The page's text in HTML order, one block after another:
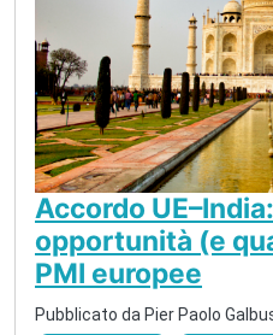
Accordo
opportunità (e
PMI europee
Pubblicato da Pier Paolo